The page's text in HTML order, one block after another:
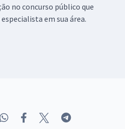
no concurso público que
em sua área.